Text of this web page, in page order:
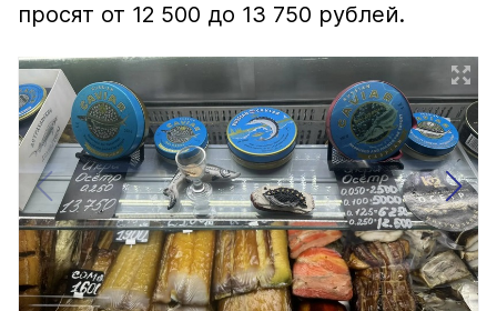
просят от 12 500 до 13 750 рублей.